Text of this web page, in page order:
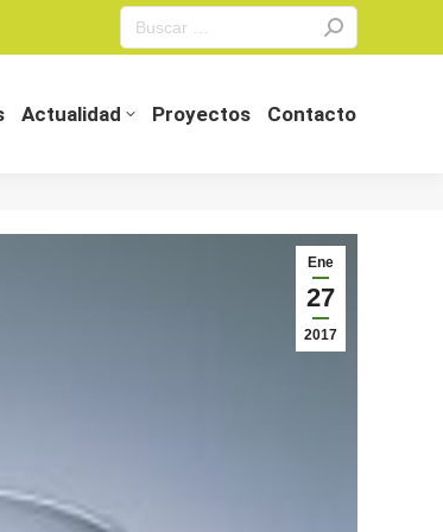
Search:
Actualidad Proyectos Contacto
Ene
27
2017
Actualidad Proyectos Contacto